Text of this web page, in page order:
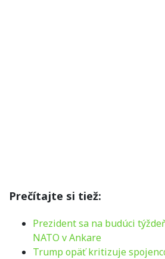
Prečítajte si tiež:
Prezident sa na budúci
NATO v Ankare
Trump opäť kritizuje